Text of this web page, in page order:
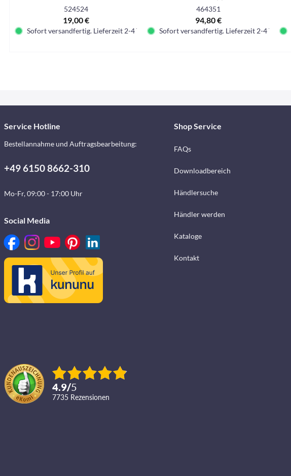
524524
19,00 €
Sofort versandfertig. Lieferzeit 2-4 Tage.
464351
94,80 €
Sofort versandfertig. Lieferzeit 2-4 Tage.
Service Hotline
Bestellannahme und Auftragsbearbeitung:
+49 6150 8662-310
Mo-Fr, 09:00 - 17:00 Uhr
Social Media
4.9/5
7735 Rezensionen
Shop Service
FAQs
Downloadbereich
Händlersuche
Händler werden
Kataloge
Kontakt